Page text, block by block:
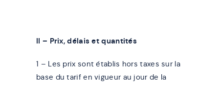
II – Prix, délais et quantités
1 – Les prix sont établis hors taxes sur la
base du tarif en vigueur au jour de la